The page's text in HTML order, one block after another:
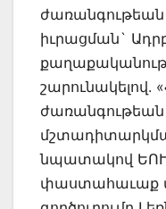
ժառանգութեան
իւրացման`
շարունակելով.
նպատակով
փաստահաւաք